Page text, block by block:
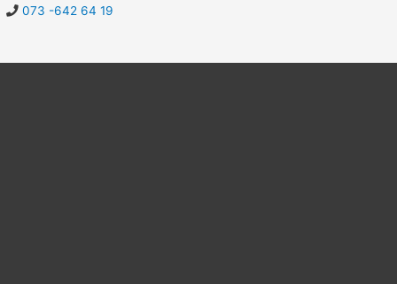
073 -642 64 19